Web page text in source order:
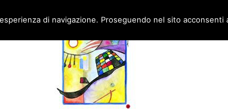
di navigazione. Proseguendo nel sito acconsenti